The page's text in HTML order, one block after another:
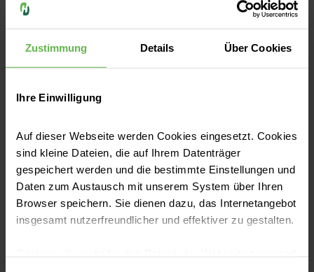
Zustimmung Details Über Cookies
Ihre Einwilligung
Auf dieser Webseite werden Cookies eingesetzt. Cookies
sind kleine Dateien, die auf Ihrem Datenträger
gespeichert werden und die bestimmte Einstellungen und
Daten zum Austausch mit unserem System über Ihren
Browser speichern. Sie dienen dazu, das Internetangebot
insgesamt nutzerfreundlicher und effektiver zu gestalten.
Bianca Bildstein
Radiologieassistentin
Dipl.-Phys. Peter-Silvan Lücking